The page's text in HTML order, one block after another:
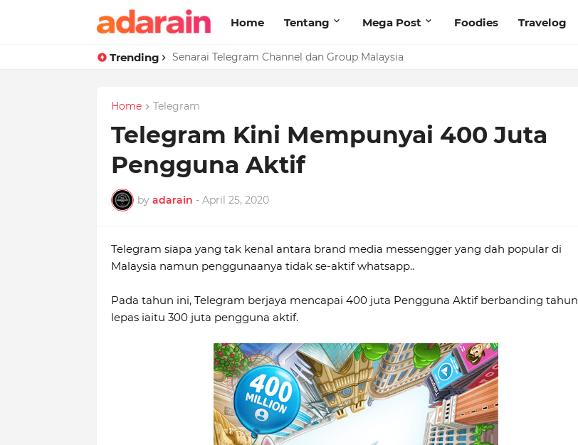
Home Tentang Mega Post Foodies Travelog
Trending Senarai Telegram Channel dan Group Malaysia
Drama Korea Paling Best 2015
Home Telegram
Telegram Kini Mempunyai 400 Juta
Pengguna Aktif
by adarain - April 25, 2020
Telegram siapa yang tak kenal antara brand media messengger yang dah popular di
Malaysia namun penggunaanya tidak se-aktif whatsapp..
Pada tahun ini, Telegram berjaya mencapai 400 juta Pengguna Aktif berbanding tahun
lepas iaitu 300 juta pengguna aktif.